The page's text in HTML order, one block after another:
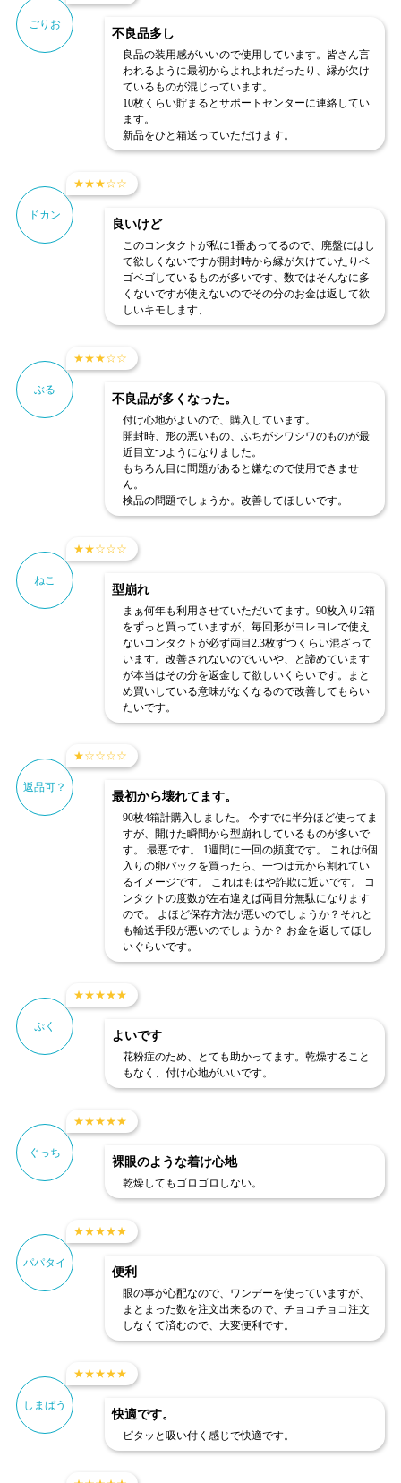
ごりお
不良品多し
良品の装用感がいいので使用しています。皆さん言
われるように最初からよれよれだったり、縁が欠け
ているものが混じっています。
10枚くらい貯まるとサポートセンターに連絡してい
ます。
新品をひと箱送っていただけます。
★★★☆☆
ドカン
良いけど
このコンタクトが私に1番あってるので、廃盤にはし
て欲しくないですが開封時から縁が欠けていたりベ
ゴベゴしているものが多いです、数ではそんなに多
くないですが使えないのでその分のお金は返して欲
しいキモします、
★★★☆☆
ぶる
不良品が多くなった。
付け心地がよいので、購入しています。
開封時、形の悪いもの、ふちがシワシワのものが最
近目立つようになりました。
もちろん目に問題があると嫌なので使用できませ
ん。
検品の問題でしょうか。改善してほしいです。
★★☆☆☆
ねこ
型崩れ
まぁ何年も利用させていただいてます。90枚入り2箱
をずっと買っていますが、毎回形がヨレヨレで使え
ないコンタクトが必ず両目2.3枚ずつくらい混ざって
います。改善されないのでいいや、と諦めています
が本当はその分を返金して欲しいくらいです。まと
め買いしている意味がなくなるので改善してもらい
たいです。
★☆☆☆☆
返品可？
最初から壊れてます。
90枚4箱計購入しました。 今すでに半分ほど使ってま
すが、開けた瞬間から型崩れしているものが多いで
す。 最悪です。 1週間に一回の頻度です。 これは6個
入りの卵パックを買ったら、一つは元から割れてい
るイメージです。 これはもはや詐欺に近いです。 コ
ンタクトの度数が左右違えば両目分無駄になります
ので。 よほど保存方法が悪いのでしょうか？それと
も輸送手段が悪いのでしょうか？ お金を返してほし
いぐらいです。
★★★★★
ぷく
よいです
花粉症のため、とても助かってます。乾燥すること
もなく、付け心地がいいです。
★★★★★
ぐっち
裸眼のような着け心地
乾燥してもゴロゴロしない。
★★★★★
パパタイ
便利
眼の事が心配なので、ワンデーを使っていますが、
まとまった数を注文出来るので、チョコチョコ注文
しなくて済むので、大変便利です。
★★★★★
しまばう
快適です。
ピタッと吸い付く感じで快適です。